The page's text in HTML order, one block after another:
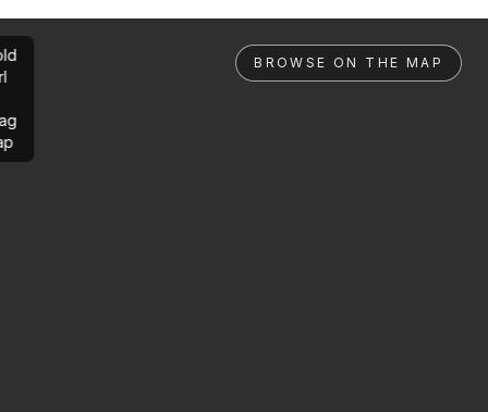
BROWSE ON THE MAP